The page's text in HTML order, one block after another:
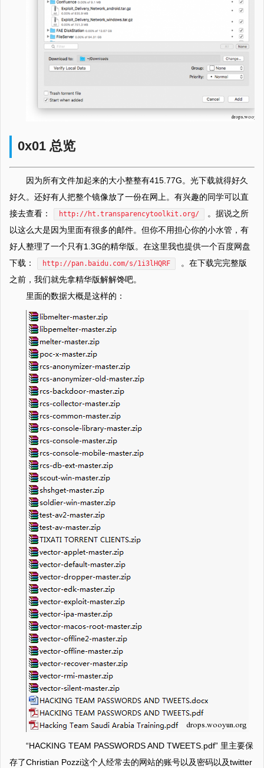
0x01 总览
因为所有文件加起来的大小整整有415.77G。光下载就得好久
好久。还好有人把整个镜像放了一份在网上。有兴趣的同学可以直
接去查看：
http://ht.transparencytoolkit.org/
。据说之所
以这么大是因为里面有很多的邮件。但你不用担心你的小水管，有
好人整理了一个只有1.3G的精华版。在这里我也提供一个百度网盘
下载：
http://pan.baidu.com/s/1i3lHQRF
。在下载完完整版
之前，我们就先拿精华版解解馋吧。
里面的数据大概是这样的：
“HACKING TEAM PASSWORDS AND TWEETS.pdf” 里主要保
存了Christian Pozzi这个人经常去的网站的账号以及密码以及twitter